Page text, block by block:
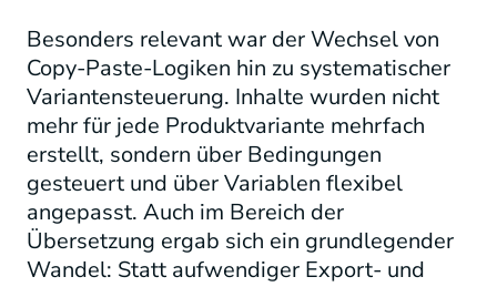
Besonders relevant war der Wechsel von
Copy-Paste-Logiken hin zu systematischer
Variantensteuerung. Inhalte wurden nicht
mehr für jede Produktvariante mehrfach
erstellt, sondern über Bedingungen
gesteuert und über Variablen flexibel
angepasst. Auch im Bereich der
Übersetzung ergab sich ein grundlegender
Wandel: Statt aufwendiger Export- und